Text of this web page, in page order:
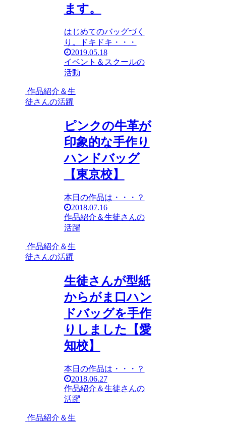
ます。
はじめてのバッグづく
り。ドキドキ・・・
2019.05.18
イベント＆スクールの
活動
作品紹介＆生
徒さんの活躍
ピンクの牛革が
印象的な手作り
ハンドバッグ
【東京校】
本日の作品は・・・？
2018.07.16
作品紹介＆生徒さんの
活躍
作品紹介＆生
徒さんの活躍
生徒さんが型紙
からがま口ハン
ドバッグを手作
りしました【愛
知校】
本日の作品は・・・？
2018.06.27
作品紹介＆生徒さんの
活躍
作品紹介＆生